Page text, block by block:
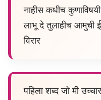
नाहीस कधीच कुणाविषयी
लाभू दे तुलाहीच आमुची
विरार
पहिला शब्द जो मी